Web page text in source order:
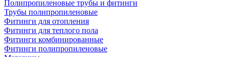
Полипропиленовые трубы и фитинги
Трубы полипропиленовые
Фитинги для отопления
Фитинги для теплого пола
Фитинги комбинированные
Фитинги полипропиленовые